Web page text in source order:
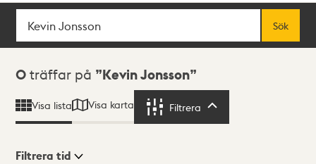
Sök
Sök
Sökresultat
0 träffar på Kevin Jonsson
Visa lista Visa karta Filtrera
Filtrera tid